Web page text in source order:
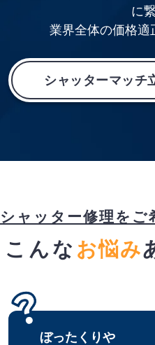
に
業界全体の価格適
シャッターマッチ
シャッター修理をご
こんな お悩み
ぼったくりや